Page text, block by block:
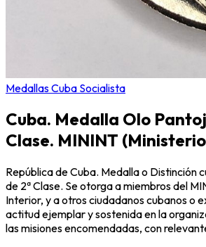
Medallas Cuba Socialista
Cuba. Medalla Olo
Clase. MININT
República de Cuba. Medalla o Distinción
de 2ª Clase. Se otorga a miembros del
Interior, y a otros ciudadanos cubanos o
actitud ejemplar y sostenida en la
las misiones encomendadas, con